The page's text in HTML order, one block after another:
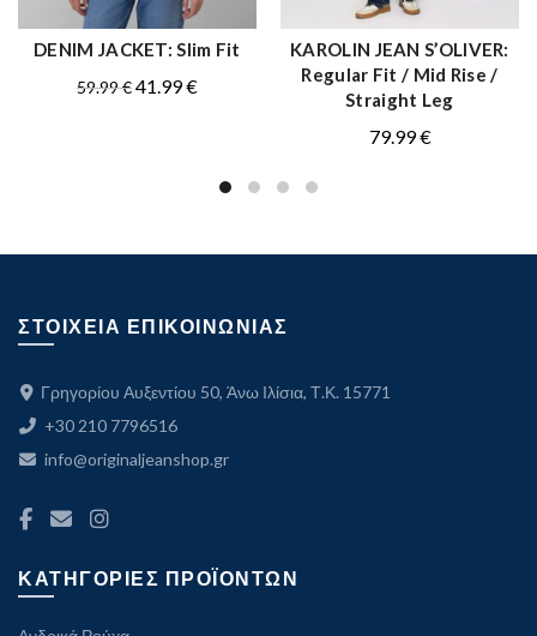
ΑΓΟΡΑ
DENIM JACKET: Slim Fit
59.99€Original
41.99€Η
ΑΓΟΡΑ
KAROLIN JEAN S’OLIVER:
Regular Fit / Mid Rise /
Straight Leg
79.99€
ΣΤΟΙΧΕΙΑ ΕΠΙΚΟΙΝΩΝΙΑΣ
Γρηγορίου Αυξεντίου 50, Άνω Ιλίσια, Τ.Κ. 15771
+30 210 7796516
info@originaljeanshop.gr
ΚΑΤΗΓΟΡΙΕΣ ΠΡΟΪΟΝΤΩΝ